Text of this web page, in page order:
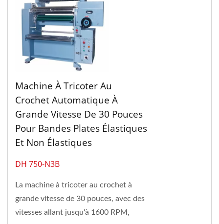
Machine À Tricoter Au
Crochet Automatique À
Grande Vitesse De 30 Pouces
Pour Bandes Plates Élastiques
Et Non Élastiques
DH 750-N3B
La machine à tricoter au crochet à
grande vitesse de 30 pouces, avec des
vitesses allant jusqu'à 1600 RPM,